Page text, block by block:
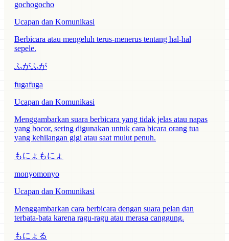
gochogocho
Ucapan dan Komunikasi
Berbicara atau mengeluh terus-menerus tentang hal-hal
sepele.
ふがふが
fugafuga
Ucapan dan Komunikasi
Menggambarkan suara berbicara yang tidak jelas atau napas
yang bocor, sering digunakan untuk cara bicara orang tua
yang kehilangan gigi atau saat mulut penuh.
もにょもにょ
monyomonyo
Ucapan dan Komunikasi
Menggambarkan cara berbicara dengan suara pelan dan
terbata-bata karena ragu-ragu atau merasa canggung.
もにょる